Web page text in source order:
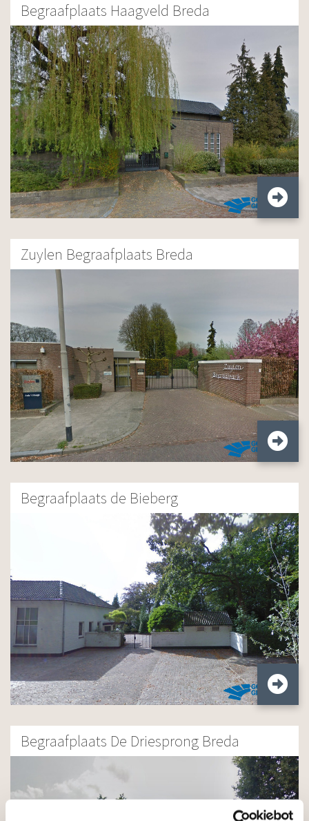
Begraafplaats Haagveld Breda
Zuylen Begraafplaats Breda
Begraafplaats de Bieberg
Begraafplaats De Driesprong Breda